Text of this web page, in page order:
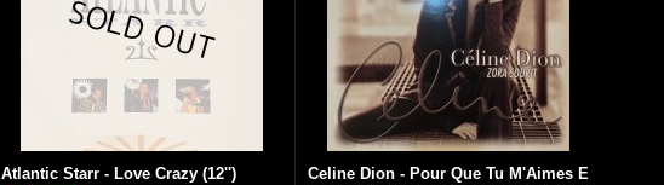
Atlantic Starr - Love Crazy (12'')
Celine Dion - Pour Que Tu M'Aimes E